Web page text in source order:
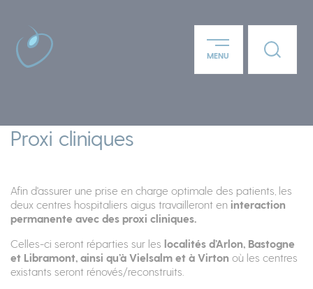
Aller au contenu principal
MENU Lien
Proxi cliniques
Afin d'assurer une prise en charge optimale des patients, les
deux centres hospitaliers aigus travailleront en interaction
permanente avec des proxi cliniques.
Celles-ci seront réparties sur les localités d’Arlon, Bastogne
et Libramont, ainsi qu’à Vielsalm et à Virton où les centres
existants seront rénovés/reconstruits.